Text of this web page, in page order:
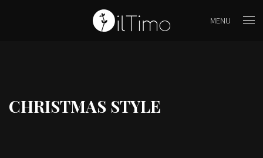
MENU
CHRISTMAS STYLE